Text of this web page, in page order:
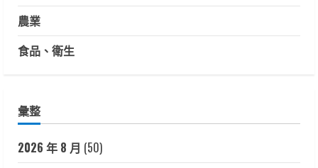
農業
食品、衛生
彙整
2026 年 8 月 (50)